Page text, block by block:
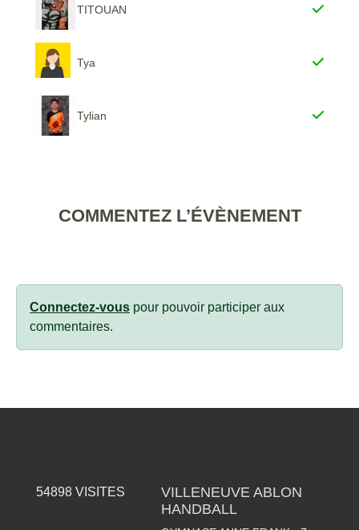
TITOUAN
Tya
Tylian
COMMENTEZ L’ÉVÈNEMENT
Connectez-vous pour pouvoir participer aux
commentaires.
54898VISITES
VILLENEUVE ABLON
HANDBALL